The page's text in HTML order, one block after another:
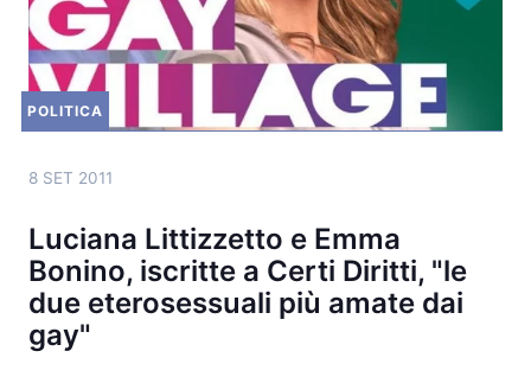
POLITICA
8 SET 2011
Luciana Littizzetto e Emma
Bonino, iscritte a Certi Diritti, "le
due eterosessuali più amate dai
gay"